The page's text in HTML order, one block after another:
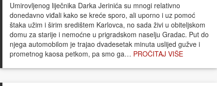
Umirovljenog liječnika Darka Jerinića su mnogi relativno
donedavno viđali kako se kreće sporo, ali uporno i uz pomoć
štaka užim i širim središtem Karlovca, no sada živi u obiteljskom
domu za starije i nemoćne u prigradskom naselju Gradac. Put do
njega automobilom je trajao dvadesetak minuta uslijed gužve i
prometnog kaosa petkom, pa smo ga… PROČITAJ VIŠE